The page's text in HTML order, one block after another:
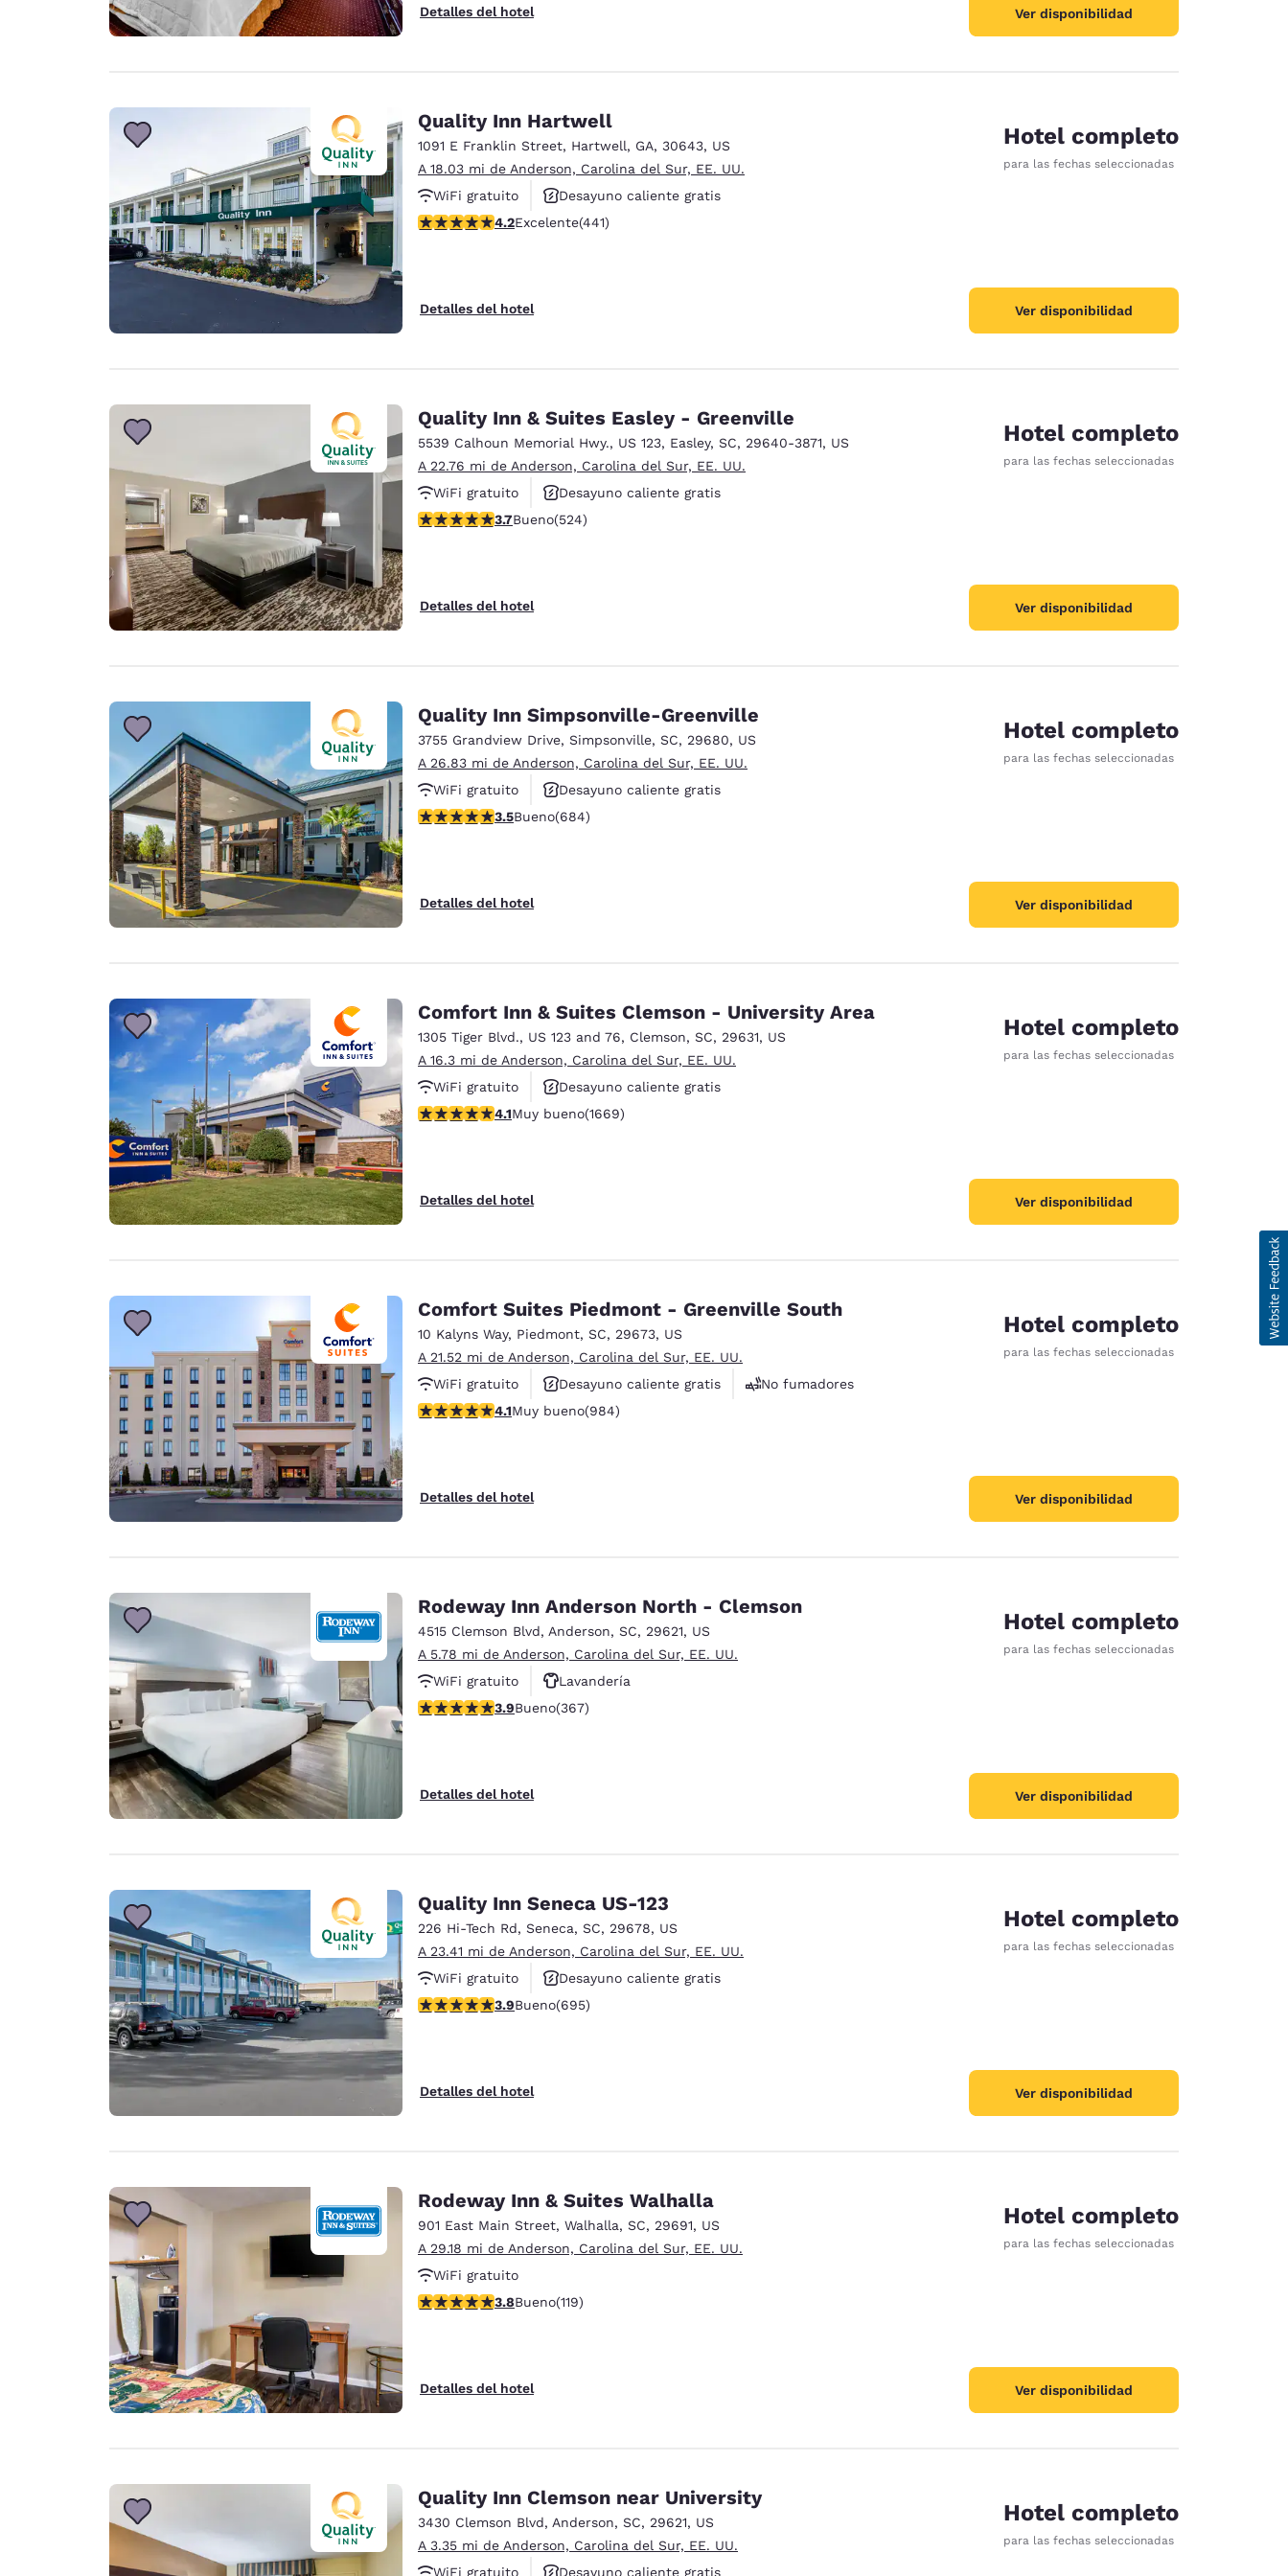
Detalles del hotel Ver disponibilidad
Quality Inn Hartwell
1091 E Franklin Street, Hartwell, GA, 30643, US
A 18.03 mi de Anderson, Carolina del Sur, EE. UU.
WiFi gratuito
Desayuno caliente gratis
Se aceptan mascotas
calificación de 4.2 estrellas. Excelente. 441 reseñas
4.2Excelente(441)
Detalles del hotel
Hotel completo
para las fechas seleccionadas
Ver disponibilidad
Quality Inn & Suites Easley - Greenville
5539 Calhoun Memorial Hwy., US 123, Easley, SC, 29640-3871, US
A 22.76 mi de Anderson, Carolina del Sur, EE. UU.
WiFi gratuito
Desayuno caliente gratis
Se aceptan mascotas
calificación de 3.7 estrellas. Bueno. 524 reseñas
3.7Bueno(524)
Detalles del hotel
Hotel completo
para las fechas seleccionadas
Ver disponibilidad
Quality Inn Simpsonville-Greenville
3755 Grandview Drive, Simpsonville, SC, 29680, US
A 26.83 mi de Anderson, Carolina del Sur, EE. UU.
WiFi gratuito
Desayuno caliente gratis
Se aceptan mascotas
calificación de 3.52 estrellas. Bueno. 684 reseñas
3.5Bueno(684)
Detalles del hotel
Hotel completo
para las fechas seleccionadas
Ver disponibilidad
Comfort Inn & Suites Clemson - University Area
1305 Tiger Blvd., US 123 and 76, Clemson, SC, 29631, US
A 16.3 mi de Anderson, Carolina del Sur, EE. UU.
WiFi gratuito
Desayuno caliente gratis
Se aceptan mascotas
calificación de 4.12 estrellas. Muy bueno. 1669 reseñas
4.1Muy bueno(1669)
Detalles del hotel
Hotel completo
para las fechas seleccionadas
Ver disponibilidad
Comfort Suites Piedmont - Greenville South
10 Kalyns Way, Piedmont, SC, 29673, US
A 21.52 mi de Anderson, Carolina del Sur, EE. UU.
WiFi gratuito
Desayuno caliente gratis
No fumadores
calificación de 4.07 estrellas. Muy bueno. 984 reseñas
4.1Muy bueno(984)
Detalles del hotel
Hotel completo
para las fechas seleccionadas
Ver disponibilidad
Rodeway Inn Anderson North - Clemson
4515 Clemson Blvd, Anderson, SC, 29621, US
A 5.78 mi de Anderson, Carolina del Sur, EE. UU.
WiFi gratuito
Lavandería
calificación de 3.85 estrellas. Bueno. 367 reseñas
3.9Bueno(367)
Detalles del hotel
Hotel completo
para las fechas seleccionadas
Ver disponibilidad
Quality Inn Seneca US-123
226 Hi-Tech Rd, Seneca, SC, 29678, US
A 23.41 mi de Anderson, Carolina del Sur, EE. UU.
WiFi gratuito
Desayuno caliente gratis
Se aceptan mascotas
calificación de 3.85 estrellas. Bueno. 695 reseñas
3.9Bueno(695)
Detalles del hotel
Hotel completo
para las fechas seleccionadas
Ver disponibilidad
Rodeway Inn & Suites Walhalla
901 East Main Street, Walhalla, SC, 29691, US
A 29.18 mi de Anderson, Carolina del Sur, EE. UU.
WiFi gratuito
calificación de 3.82 estrellas. Bueno. 119 reseñas
3.8Bueno(119)
Detalles del hotel
Hotel completo
para las fechas seleccionadas
Ver disponibilidad
Quality Inn Clemson near University
3430 Clemson Blvd, Anderson, SC, 29621, US
A 3.35 mi de Anderson, Carolina del Sur, EE. UU.
WiFi gratuito
Desayuno caliente gratis
Hotel completo
para las fechas seleccionadas